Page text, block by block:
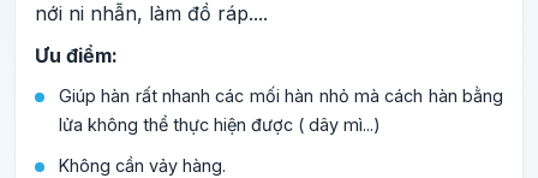
nới ni nhẫn, làm đồ ráp....
Ưu điểm:
Giúp hàn rất nhanh các mối hàn nhỏ mà cách hàn bằng
lửa không thể thực hiện được ( dây mì...)
Không cần vảy hàng.